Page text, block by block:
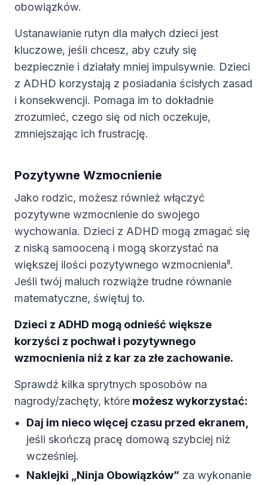
obowiązków.
Ustanawianie rutyn dla małych dzieci jest
kluczowe, jeśli chcesz, aby czuły się
bezpiecznie i działały mniej impulsywnie. Dzieci
z ADHD korzystają z posiadania ścisłych zasad
i konsekwencji. Pomaga im to dokładnie
zrozumieć, czego się od nich oczekuje,
zmniejszając ich frustrację.
Pozytywne Wzmocnienie
Jako rodzic, możesz również włączyć
pozytywne wzmocnienie do swojego
wychowania. Dzieci z ADHD mogą zmagać się
z niską samooceną i mogą skorzystać na
większej ilości pozytywnego wzmocnienia⁸.
Jeśli twój maluch rozwiąże trudne równanie
matematyczne, świętuj to.
Dzieci z ADHD mogą odnieść większe
korzyści z pochwał i pozytywnego
wzmocnienia niż z kar za złe zachowanie.
Sprawdź kilka sprytnych sposobów na
nagrody/zachęty, które możesz wykorzystać:
Daj im nieco więcej czasu przed ekranem,
jeśli skończą pracę domową szybciej niż
wcześniej.
Naklejki „Ninja Obowiązków” za wykonanie